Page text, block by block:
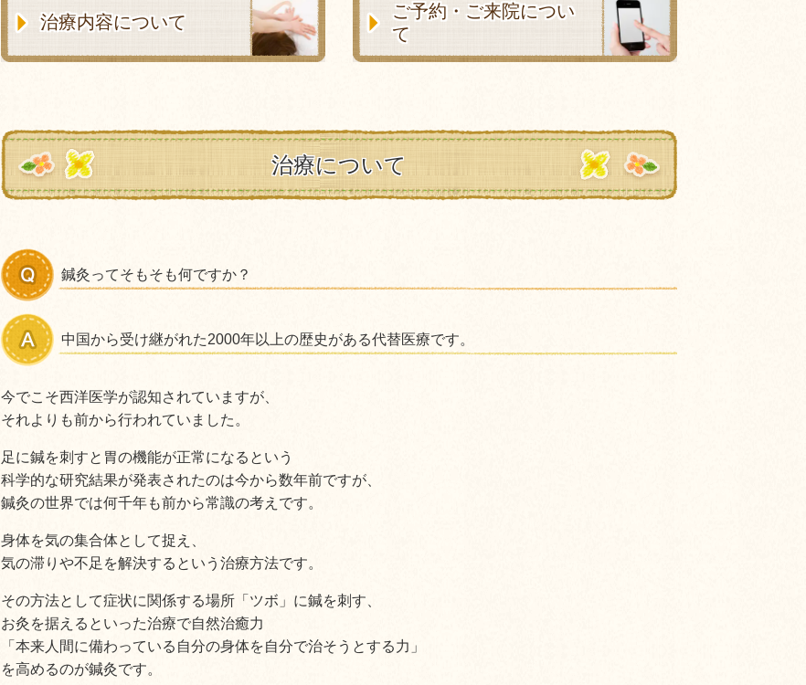
治療内容について
ご予約・ご来院につい
て
治療について
鍼灸ってそもそも何ですか？
中国から受け継がれた2000年以上の歴史がある代替医療です。
今でこそ西洋医学が認知されていますが、
それよりも前から行われていました。
足に鍼を刺すと胃の機能が正常になるという
科学的な研究結果が発表されたのは今から数年前ですが、
鍼灸の世界では何千年も前から常識の考えです。
身体を気の集合体として捉え、
気の滞りや不足を解決するという治療方法です。
その方法として症状に関係する場所「ツボ」に鍼を刺す、
お灸を据えるといった治療で自然治癒力
「本来人間に備わっている自分の身体を自分で治そうとする力」
を高めるのが鍼灸です。